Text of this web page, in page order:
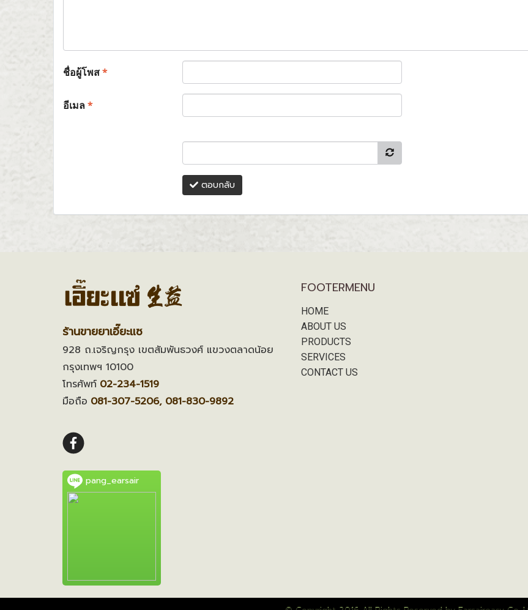
ชื่อผู้โพส*
อีเมล*
ตอบกลับ
ร้านขายยาเอี๊ยะแซ
928 ถ.เจริญกรุง เขตสัมพันธวงศ์ แขวงตลาดน้อย
กรุงเทพฯ 10100
โทรศัพท์ 02-234-1519
มือถือ 081-307-5206, 081-830-9892
pang_earsair
FOOTERMENU
HOME
ABOUT US
PRODUCTS
SERVICES
CONTACT US